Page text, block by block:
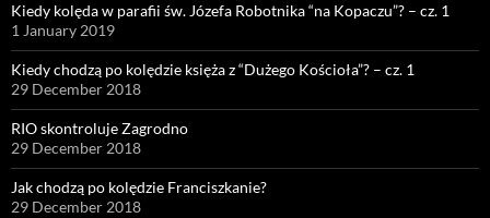
Kiedy kolęda w parafii św. Józefa Robotnika “na Kopaczu”? – cz. 1
1 January 2019
Kiedy chodzą po kolędzie księża z “Dużego Kościoła”? – cz. 1
29 December 2018
RIO skontroluje Zagrodno
29 December 2018
Jak chodzą po kolędzie Franciszkanie?
29 December 2018